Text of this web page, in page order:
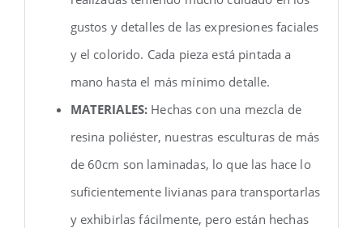
gustos y detalles de las expresiones faciales
y el colorido. Cada pieza está pintada a
mano hasta el más mínimo detalle.
MATERIALES: Hechas con una mezcla de
resina poliéster, nuestras esculturas de más
de 60cm son laminadas, lo que las hace lo
suficientemente livianas para transportarlas
y exhibirlas fácilmente, pero están hechas